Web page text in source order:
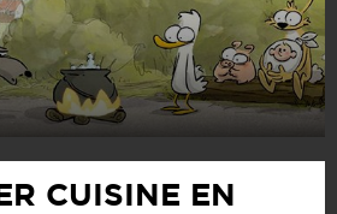
PRATIQUE
AUX IMAGES
CUISINE EN